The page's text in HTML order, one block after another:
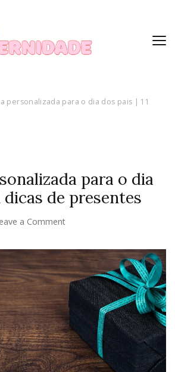
personalizada para o dia dos pais | 11
para o dia
dicas de presentes
a Commenton
personalizada
para
o
dia
dos
pais
|
11
dicas
de